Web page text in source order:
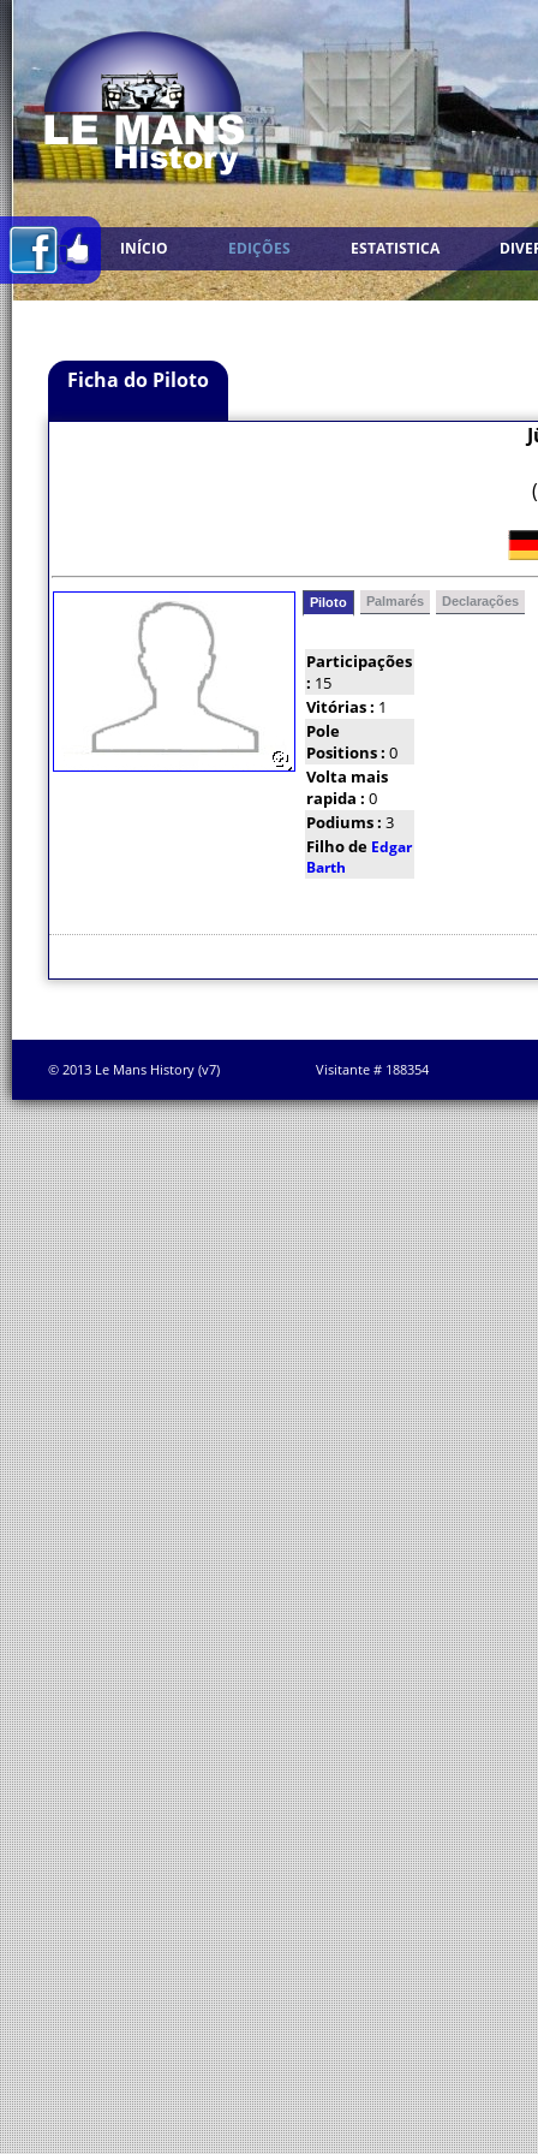
INÍCIO EDIÇÕES ESTATISTICA
Ficha do Piloto
Piloto Palmarés Declarações
Participações
: 15
Vitórias : 1
Pole
Positions : 0
Volta mais
rapida : 0
Podiums : 3
Filho de Edgar
Barth
© 2013 Le Mans History (v7) Visitante # 188354